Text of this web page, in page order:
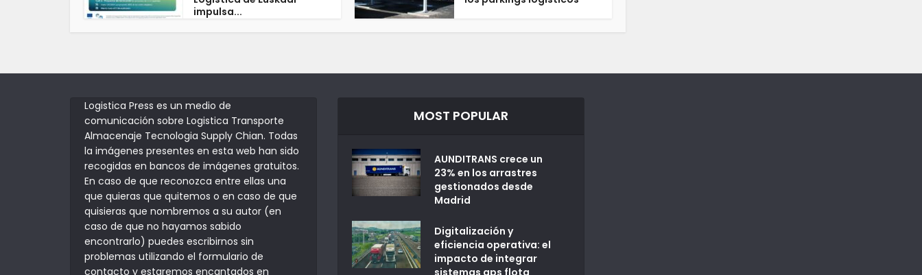
impulsa...
Logistica Press es un medio de
comunicación sobre Logistica Transporte
Almacenaje Tecnologia Supply Chian. Todas
la imágenes presentes en esta web han sido
recogidas en bancos de imágenes gratuitos.
En caso de que reconozca entre ellas una
que quieras que quitemos o en caso de que
quisieras que nombremos a su autor (en
caso de que no hayamos sabido
encontrarlo) puedes escribirnos sin
problemas utilizando el formulario de
contacto y estaremos encantados en
MOST POPULAR
AUNDITRANS crece un
23% en los arrastres
gestionados desde
Madrid
Digitalización y
eficiencia operativa: el
impacto de integrar
sistemas gps flota